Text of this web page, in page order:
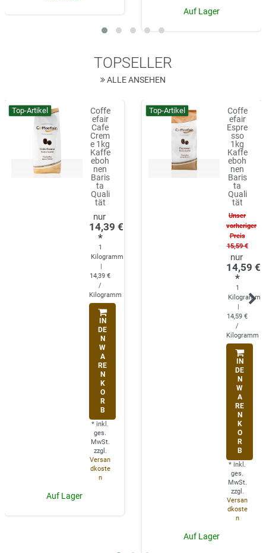
Auf Lager
TOPSELLER
ALLE ANSEHEN
Top-Artikel
Coffe
efair
Cafe
Crem
e 1kg
Kaffe
eboh
nen
Baris
ta
Quali
tät
14,39 €
*
1
Kilogramm
14,39 €
/
Kilogramm
IN
DE
N
W
A
RE
N
K
O
R
B
* inkl.
ges.
MwSt.
zzgl.
Versan
dkoste
n
Auf Lager
Top-Artikel
Coffe
efair
Espre
sso
1kg
Kaffe
eboh
nen
Baris
ta
Quali
tät
Unser
vorheriger
Preis
15,59 €
14,59 €
*
1
Kilogramm
14,59 €
/
Kilogramm
IN
DE
N
W
A
RE
N
K
O
R
B
* inkl.
ges.
MwSt.
zzgl.
Versan
dkoste
n
Auf Lager